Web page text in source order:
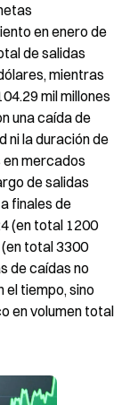
en enero de
de salidas
mientras
mil millones
una caída de
ni la duración de
mercados
de salidas
finales de
(en total 1200
total 3300
de caídas no
el tiempo, sino
en volumen total